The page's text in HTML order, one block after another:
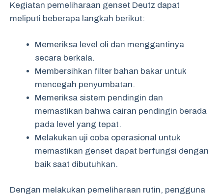
Kegiatan pemeliharaan genset Deutz dapat
meliputi beberapa langkah berikut:
Memeriksa level oli dan menggantinya
secara berkala.
Membersihkan filter bahan bakar untuk
mencegah penyumbatan.
Memeriksa sistem pendingin dan
memastikan bahwa cairan pendingin berada
pada level yang tepat.
Melakukan uji coba operasional untuk
memastikan genset dapat berfungsi dengan
baik saat dibutuhkan.
Dengan melakukan pemeliharaan rutin, pengguna